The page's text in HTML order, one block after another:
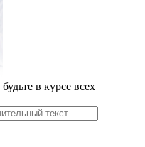
в курсе всех